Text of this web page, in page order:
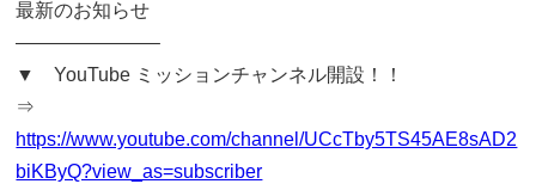
最新のお知らせ
———————–
▼ YouTube ミッションチャンネル開設！！
⇒
https://www.youtube.com/channel/UCcTby5TS45AE8sAD2
biKByQ?view_as=subscriber